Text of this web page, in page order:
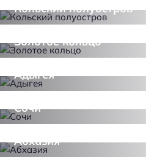
Кольский полуостров
Золотое кольцо
Адыгея
Сочи
Абхазия